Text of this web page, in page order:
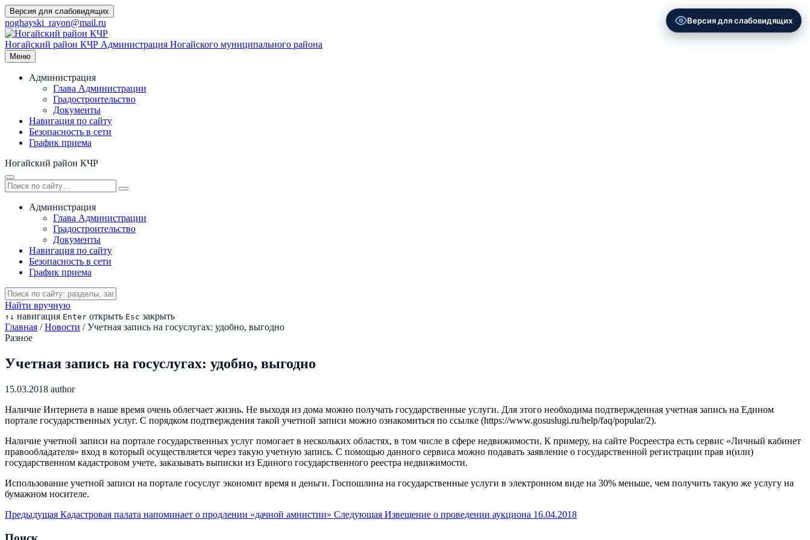
Перейти
к
содержимому
Версия для слабовидящих
noghayski_rayon@mail.ru
Ногайский район КЧР Администрация Ногайского муниципального района
Меню
Администрация
Глава Администрации
Градостроительство
Документы
Навигация по сайту
Безопасность в сети
График приема
Ногайский район КЧР
Администрация
Глава Администрации
Градостроительство
Документы
Навигация по сайту
Безопасность в сети
График приема
Найти вручную
↑ ↓ навигация Enter открыть Esc закрыть
Главная / Новости / Учетная запись на госуслугах: удобно, выгодно
Разное
Учетная запись на госуслугах: удобно, выгодно
15.03.2018 author
Наличие Интернета в наше время очень облегчает жизнь. Не выходя из дома можно получать государственные услуги. Для этого необходима подтвержденная учетная запись на Едином
портале государственных услуг. С порядком подтверждения такой учетной записи можно ознакомиться по ссылке (https://www.gosuslugi.ru/help/faq/popular/2).
Наличие учетной записи на портале государственных услуг помогает в нескольких областях, в том числе в сфере недвижимости. К примеру, на сайте Росреестра есть сервис «Личный кабинет
правообладателя» вход в который осуществляется через такую учетную запись. С помощью данного сервиса можно подавать заявление о государственной регистрации прав и(или)
государственном кадастровом учете, заказывать выписки из Единого государственного реестра недвижимости.
Использование учетной записи на портале госуслуг экономит время и деньги. Госпошлина на государственные услуги в электронном виде на 30% меньше, чем получить такую же услугу на
бумажном носителе.
Предыдущая Кадастровая палата напоминает о продлении «дачной амнистии» Следующая Извещение о проведении аукциона 16.04.2018
Версия для слабовидящих